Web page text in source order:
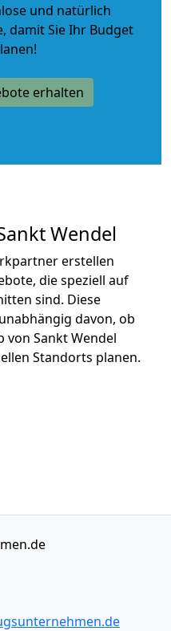
und natürlich
, damit Sie Ihr Budget
erhalten
Wendel
erstellen
die speziell auf
sind. Diese
davon, ob
von Sankt Wendel
Standorts planen.